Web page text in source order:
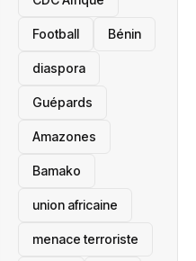
Football Bénin
diaspora
Guépards
Amazones
Bamako
union africaine
menace terroriste